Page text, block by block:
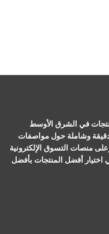
في الشرق الأوسط
وشاملة حول مواصفات
منصات التسوق الإلكترونية
اختيار أفضل المنتجات بأفضل